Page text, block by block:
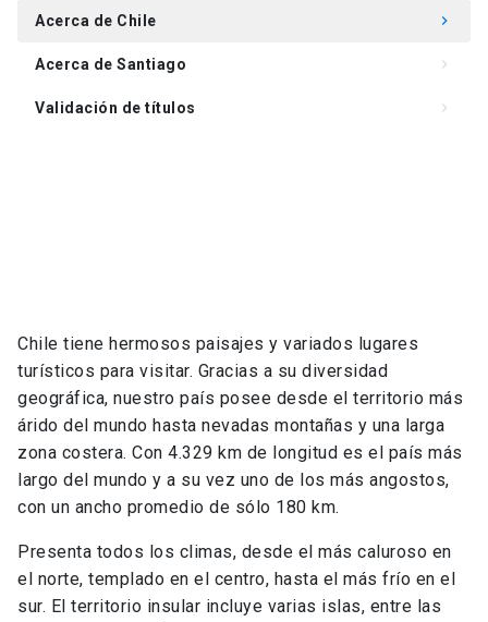
Acerca de Chile keyboard_arrow_right
Acerca de Santiago keyboard_arrow_right
Validación de títulos keyboard_arrow_right
Chile tiene hermosos paisajes y variados lugares
turísticos para visitar. Gracias a su diversidad
geográfica, nuestro país posee desde el territorio más
árido del mundo hasta nevadas montañas y una larga
zona costera. Con 4.329 km de longitud es el país más
largo del mundo y a su vez uno de los más angostos,
con un ancho promedio de sólo 180 km.
Presenta todos los climas, desde el más caluroso en
el norte, templado en el centro, hasta el más frío en el
sur. El territorio insular incluye varias islas, entre las